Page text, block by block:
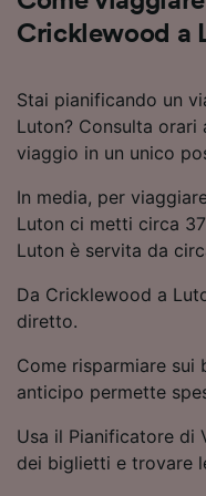
Cricklewood a
Stai pianificando un
Luton? Consulta
viaggio in un unico
In media, per
Luton ci metti circa
Luton è servita da
Da Cricklewood a
diretto.
Come risparmiare sui
anticipo permette
Usa il Pianificatore di
dei biglietti e trovare